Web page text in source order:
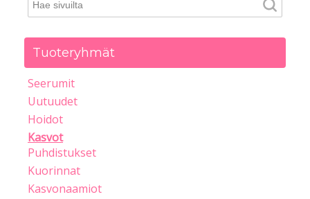
Tuoteryhmät
Seerumit
Uutuudet
Hoidot
Kasvot
Puhdistukset
Kuorinnat
Kasvonaamiot